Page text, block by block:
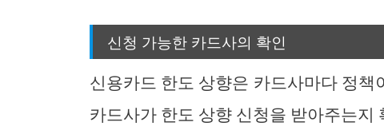
신청 가능한 카드사의 확인
신용카드 한도 상향은 카드사마다 정
카드사가 한도 상향 신청을 받아주는지